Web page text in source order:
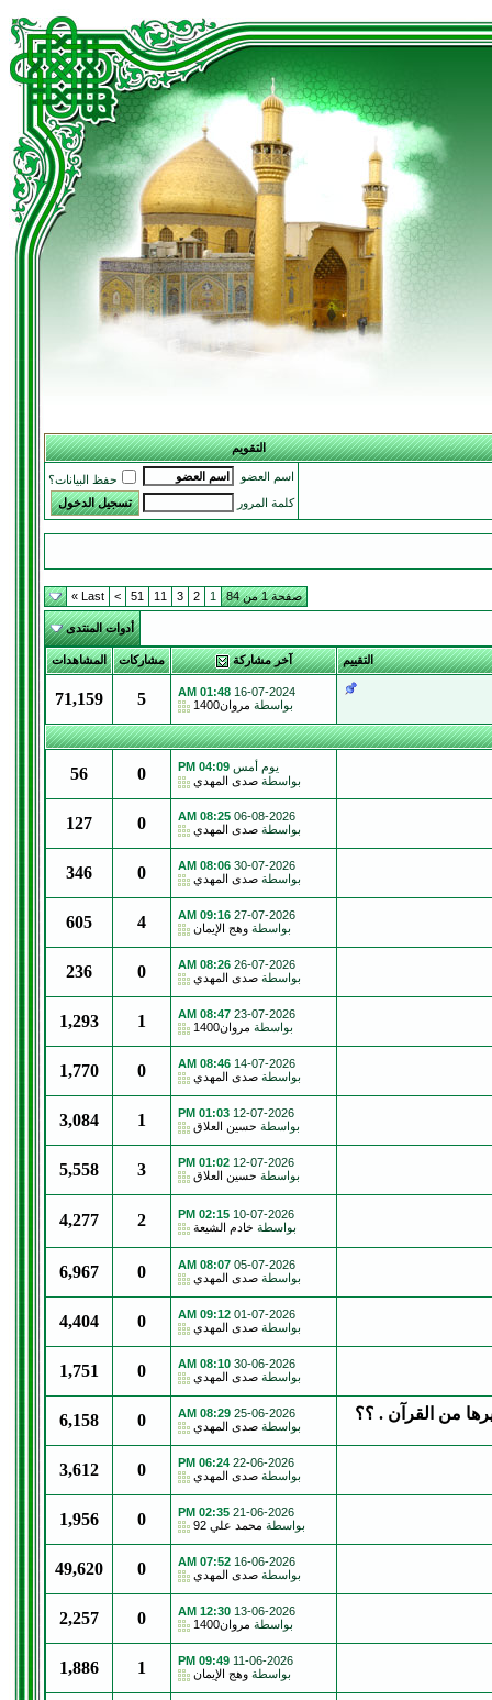
التقويم
اسم العضو
حفظ البيانات؟
كلمة المرور
صفحة 1 من 84 1
2
3
11
51
>
Last »
أدوات المنتدى
التقييم آخر مشاركة مشاركات المشاهدات
16-07-2024
01:48 AM
بواسطة مروان1400 5
71,159
يوم أمس 04:09 PM
بواسطة صدى المهدي 0
56
06-08-2026
08:25 AM
بواسطة صدى المهدي 0
127
30-07-2026
08:06 AM
بواسطة صدى المهدي 0
346
27-07-2026
09:16 AM
بواسطة وهج الإيمان 4
605
26-07-2026
08:26 AM
بواسطة صدى المهدي 0
236
23-07-2026
08:47 AM
بواسطة مروان1400 1
1,293
14-07-2026
08:46 AM
بواسطة صدى المهدي 0
1,770
12-07-2026
01:03 PM
بواسطة حسين العلاق 1
3,084
12-07-2026
01:02 PM
بواسطة حسين العلاق 3
5,558
10-07-2026
02:15 PM
بواسطة خادم الشيعة 2
4,277
05-07-2026
08:07 AM
بواسطة صدى المهدي 0
6,967
01-07-2026
09:12 AM
بواسطة صدى المهدي 0
4,404
30-06-2026
08:10 AM
بواسطة صدى المهدي 0
1,751
من القرآن . ؟؟ 25-06-2026
08:29 AM
بواسطة صدى المهدي 0
6,158
22-06-2026
06:24 PM
بواسطة صدى المهدي 0
3,612
21-06-2026
02:35 PM
بواسطة محمد علي 92 0
1,956
16-06-2026
07:52 AM
بواسطة صدى المهدي 0
49,620
13-06-2026
12:30 AM
بواسطة مروان1400 0
2,257
11-06-2026
09:49 PM
بواسطة وهج الإيمان 1
1,886